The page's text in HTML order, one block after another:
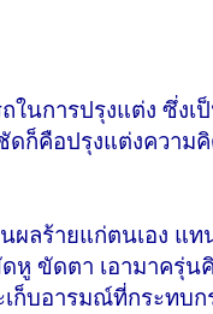
ในการปรุงแต่ง ซึ่ง
ก็คือปรุงแต่งความคิ
ผลร้ายแก่ตนเอง แ
หู ขัดตา เอามาครุ่น
ก็บอารมณ์ที่กระทบก